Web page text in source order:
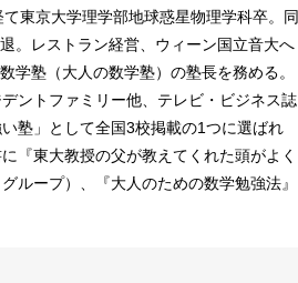
東京大学理学部地球惑星物理学科卒。同
。レストラン経営、ウィーン国立音大へ
学塾（大人の数学塾）の塾長を務める。
ントファミリー他、テレビ・ビジネス誌
塾」として全国3校掲載の1つに選ばれ
『東大教授の父が教えてくれた頭がよく
ループ）、『大人のための数学勉強法』